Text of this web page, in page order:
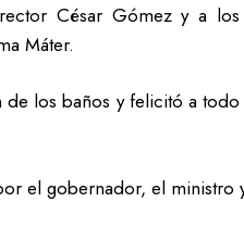
César Gómez y a
Máter.
los baños y felicitó a
el gobernador, el ministro